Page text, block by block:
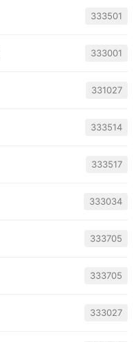
333501
333001
331027
333514
333517
333034
333705
333705
333027